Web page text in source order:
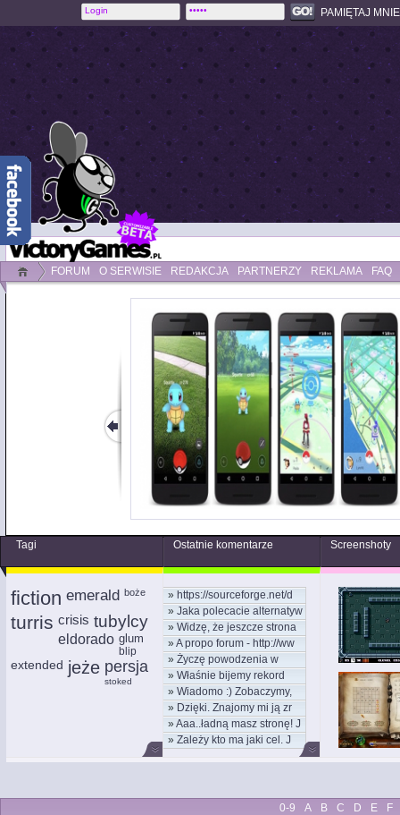
PAMIĘTAJ
FORUM O SERWISIE REDAKCJA PARTNERZY REKLAMA FAQ
Tagi Ostatnie komentarze Screenshoty
fiction emerald boże
turris crisis tubylcy
eldorado glum
blip
extended jeże persja
stoked
» https://sourceforge.net/d
» Jaka polecacie alternatyw
» Widzę, że jeszcze strona
»A propo forum - http://ww
» Życzę powodzenia w
nowym
» Właśnie bijemy rekord
kom
» Wiadomo :) Zobaczymy,
moż
» Dzięki. Znajomy mi ją zr
»Aaa..ładną masz stronę! J
» Zależy kto ma jaki cel. J
0-9 A B C D E F